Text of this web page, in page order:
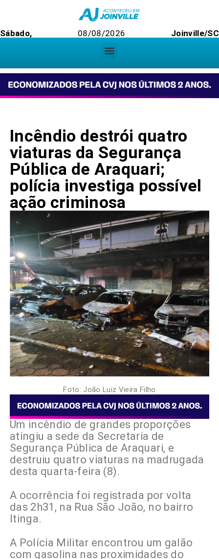
Sábado, 08/08/2026 Joinville/SC
Incêndio destrói quatro
viaturas da Segurança
Pública de Araquari;
polícia investiga possível
ação criminosa
Foto: João Luiz Vieira Filho
Um incêndio de grandes proporções
atingiu a sede da Secretaria de
Segurança Pública de Araquari, e
destruiu quatro viaturas na madrugada
desta quarta-feira (8).
A ocorrência foi registrada por volta
das 2h31, na Rua São João, no bairro
Itinga.
A Polícia Militar encontrou um galão
com gasolina nas proximidades do